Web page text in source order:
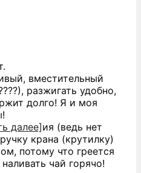
вместительный
разжигать удобно,
долго! Я и моя
далее]ия (ведь нет
крана (крутилку)
потому что греется
чай горячо!